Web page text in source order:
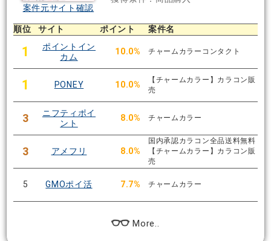
案件元サイト確認
順位 サイト ポイント 案件名
1
ポイントイン
カム
10.0% チャームカラーコンタクト
1 PONEY 10.0%
【チャームカラー】カラコン販
売
3
ニフティポイ
ント
8.0% チャームカラー
3 アメフリ 8.0%
国内承認カラコン全品送料無料
【チャームカラー】カラコン販
売
5 GMOポイ活 7.7% チャームカラー
More..